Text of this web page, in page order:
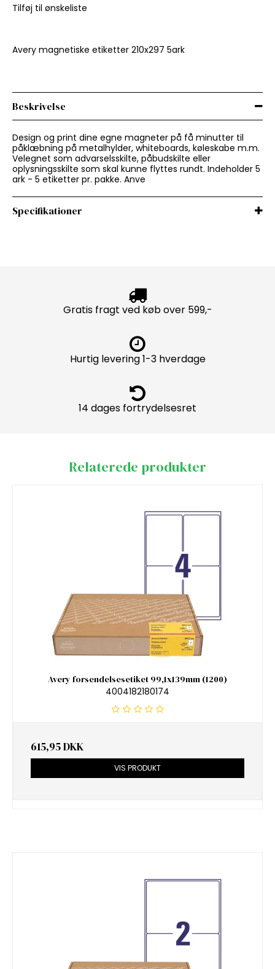
Tilføj til ønskeliste
Avery magnetiske etiketter 210x297 5ark
Beskrivelse
Design og print dine egne magneter på få minutter til
påklæbning på metalhylder, whiteboards, køleskabe m.m.
Velegnet som advarselsskilte, påbudskilte eller
oplysningsskilte som skal kunne flyttes rundt. Indeholder 5
ark - 5 etiketter pr. pakke. Anve
Specifikationer
Gratis fragt ved køb over 599,-
Hurtig levering 1-3 hverdage
14 dages fortrydelsesret
Relaterede produkter
Avery forsendelsesetiket 99,1x139mm (1200)
4004182180174
615,95 DKK
VIS PRODUKT